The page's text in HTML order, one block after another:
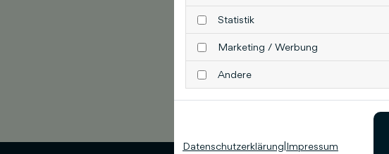
Statistik
Marketing / Werbung
Andere
Datenschutzerklärung Impressum